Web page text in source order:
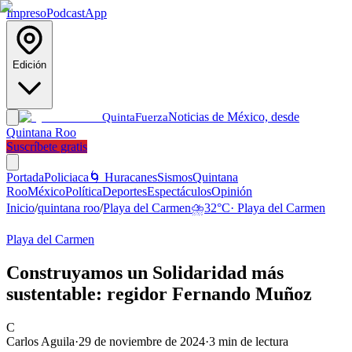
ImpresoPodcastApp
Edición
QuintaFuerzaNoticias de México, desde
Quintana Roo
Suscríbete gratis
PortadaPoliciaca 🌀 HuracanesSismosQuintana
RooMéxicoPolíticaDeportesEspectáculosOpinión
Inicio/quintana roo/Playa del Carmen⛈️32°C· Playa del Carmen
Playa del Carmen
Construyamos un Solidaridad más
sustentable: regidor Fernando Muñoz
C
Carlos Aguila·29 de noviembre de 2024·3 min de lectura